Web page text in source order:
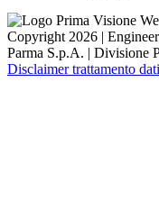
Copyright 2026 |
Parma S.p.A. | Divisione
Disclaimer trattamento